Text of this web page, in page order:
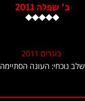
ב' שפלה 2011
בוגרים 2011
שלב נוכחי: העונה הסתיימה